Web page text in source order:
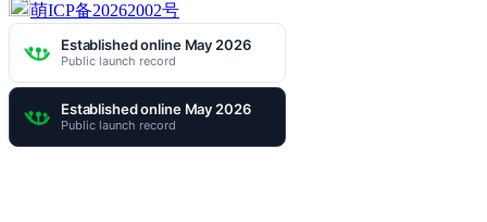
萌ICP备20262002号